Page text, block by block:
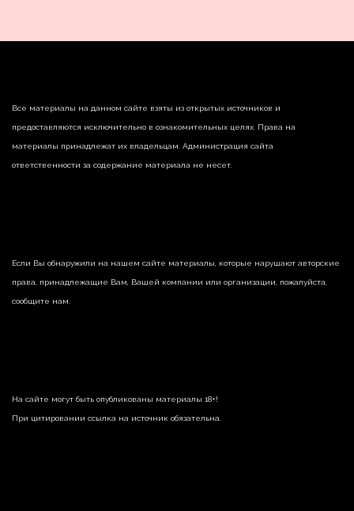
Все материалы на данном сайте взяты из открытых источников и
предоставляются исключительно в ознакомительных целях. Права на
материалы принадлежат их владельцам. Администрация сайта
ответственности за содержание материала не несет.
Если Вы обнаружили на нашем сайте материалы, которые нарушают авторские
права, принадлежащие Вам, Вашей компании или организации, пожалуйста,
сообщите нам.
На сайте могут быть опубликованы материалы 18+!
При цитировании ссылка на источник обязательна.